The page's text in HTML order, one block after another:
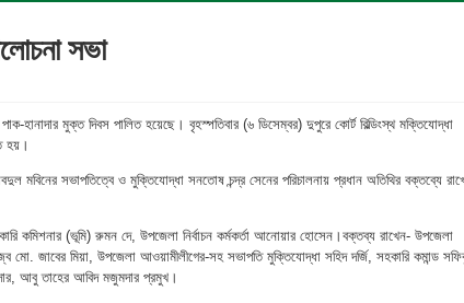
সভা
হানাদার মুক্ত দিবস পালিত হয়েছে। বৃহস্পতিবার (৬ ডিসেম্বর) দুপুরে কোর্ট বিল্ডিংস্থ মক্তিযোদ্ধা
হয়।
মবিনের সভাপতিত্বে ও মুক্তিযোদ্ধা সনতোষ চন্দ্র সেনের পরিচালনায় প্রধান অতিথির বক্তব্যে
কমিশনার (ভূমি) রুমন দে, উপজেলা নির্বাচন কর্মকর্তা আনোয়ার হোসেন।বক্তব্য রাখেন- উপজেলা
মো. জাবের মিয়া, উপজেলা আওয়ামীলীগের-সহ সভাপতি মুক্তিযোদ্ধা সহিদ দর্জি, সহকারি কমান্ড
আবু তাহের আবিদ মজুমদার প্রমুখ।